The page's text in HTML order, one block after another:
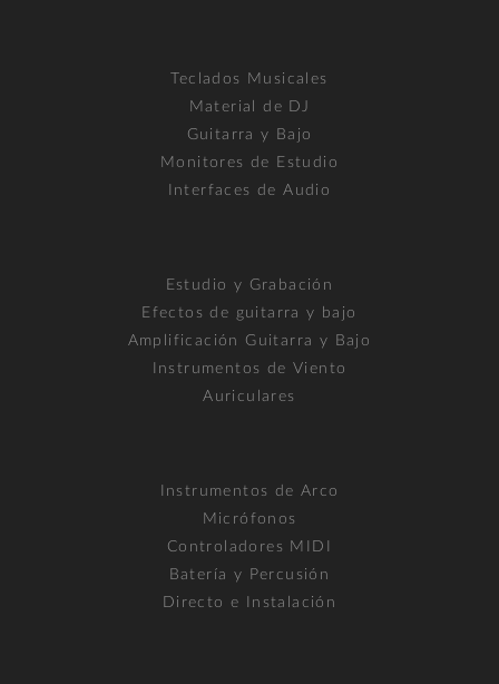
Teclados Musicales
Material de DJ
Guitarra y Bajo
Monitores de Estudio
Interfaces de Audio
Estudio y Grabación
Efectos de guitarra y bajo
Amplificación Guitarra y Bajo
Instrumentos de Viento
Auriculares
Instrumentos de Arco
Micrófonos
Controladores MIDI
Batería y Percusión
Directo e Instalación